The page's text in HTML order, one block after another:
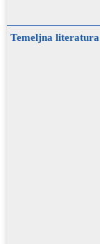
Temeljna literatura